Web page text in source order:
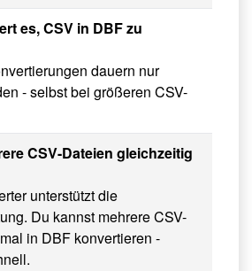
es, CSV in DBF zu
dauern nur
- selbst bei größeren CSV-
CSV-Dateien gleichzeitig
unterstützt die
Du kannst mehrere CSV-
in DBF konvertieren -